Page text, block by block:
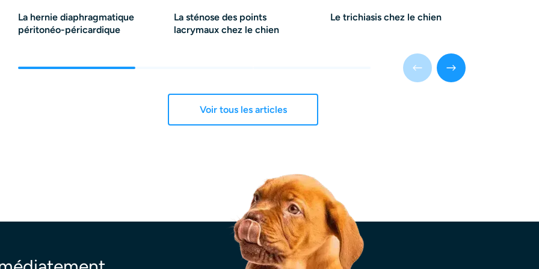
La hernie diaphragmatique
péritonéo-péricardique
La sténose des points
lacrymaux chez le chien
Le trichiasis chez le chien
Voir tous les articles